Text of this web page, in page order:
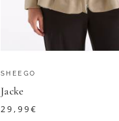
SHEEGO
Jacke
29,99€